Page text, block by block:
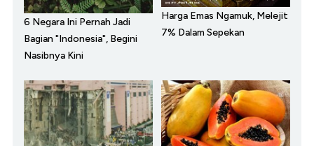
6 Negara Ini Pernah Jadi
Bagian "Indonesia", Begini
Nasibnya Kini
Harga Emas Ngamuk, Melejit
7% Dalam Sepekan